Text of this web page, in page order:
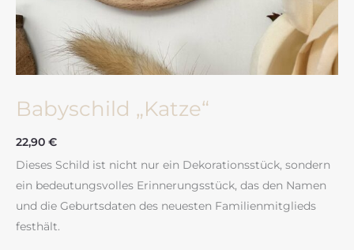
Babyschild „Katze“
22,90 €
Dieses Schild ist nicht nur ein Dekorationsstück, sondern
ein bedeutungsvolles Erinnerungsstück, das den Namen
und die Geburtsdaten des neuesten Familienmitglieds
festhält.